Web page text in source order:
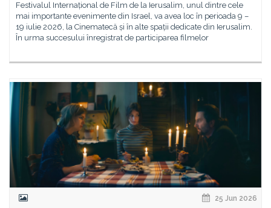
Festivalul Internațional de Film de la Ierusalim, unul dintre cele
mai importante evenimente din Israel, va avea loc în perioada 9 –
19 iulie 2026, la Cinematecă și în alte spații dedicate din Ierusalim.
În urma succesului înregistrat de participarea filmelor
25 Jun 2026